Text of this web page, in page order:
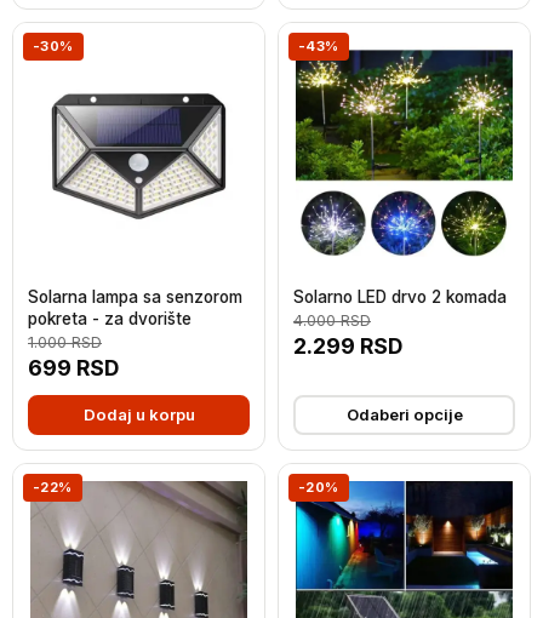
-30%
Solarna lampa sa senzorom
pokreta - za dvorište
699 RSD
1.000RSD
Dodaj u korpu
-43%
Solarno LED drvo 2 komada
2.299 RSD
4.000RSD
Odaberi opcije
-22% -20%